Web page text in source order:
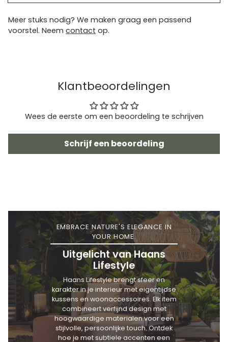
Meer stuks nodig? We maken graag een passend
voorstel. Neem contact op.
Klantbeoordelingen
Wees de eerste om een beoordeling te schrijven
Schrijf een beoordeling
EMBRACE NATURE'S ELEGANCE IN
YOUR HOME.
Uitgelicht van Haans
Lifestyle
Haans Lifestyle brengt sfeer en
karakter in je interieur met eigentijdse
kussens en woonaccessoires. Elk item
combineert verfijnd design met
hoogwaardige materialen voor een
stijlvolle, persoonlijke touch. Ontdek
hoe je met subtiele accenten een